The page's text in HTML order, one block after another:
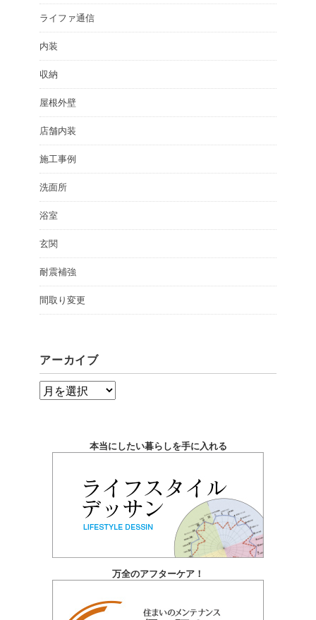
ライファ通信
内装
収納
屋根外壁
店舗内装
施工事例
洗面所
浴室
玄関
耐震補強
間取り変更
アーカイブ
ア
本当にしたい暮らしを手に入れる
万全のアフターケア！